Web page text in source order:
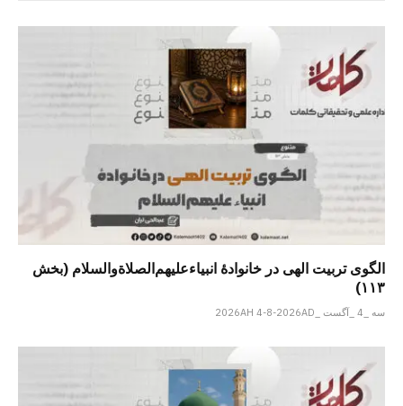
الگوی تربیت الهی در خانوادۀ انبیاءعلیهم‌الصلاةو‌السلام (بخش
۱۱۳)
سه _4 _آگست _2026AH 4-8-2026AD